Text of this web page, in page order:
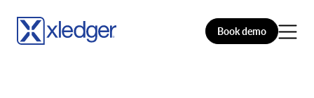
Book demo